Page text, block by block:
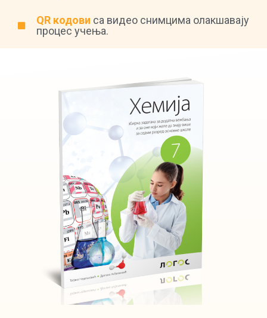
QR кодови са видео снимцима олакшавају
процес учења.